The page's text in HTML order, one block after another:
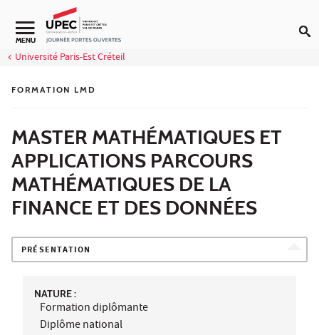
Aller au contenu
MENU
Université Paris-Est Créteil
FORMATION LMD
MASTER MATHÉMATIQUES ET
APPLICATIONS PARCOURS
MATHÉMATIQUES DE LA
FINANCE ET DES DONNÉES
PRÉSENTATION
NATURE :
Formation diplômante
Diplôme national